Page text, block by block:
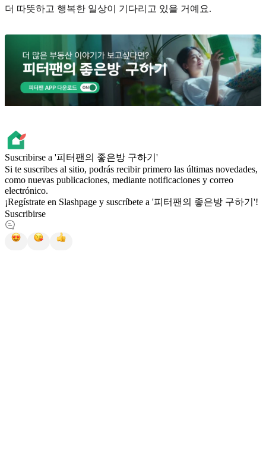
더 따뜻하고 행복한 일상이 기다리고 있을 거예요.
Suscribirse a '피터팬의 좋은방 구하기'
Si te suscribes al sitio, podrás recibir primero las últimas novedades,
como nuevas publicaciones, mediante notificaciones y correo
electrónico.
¡Regístrate en Slashpage y suscríbete a '피터팬의 좋은방 구하기'!
Suscribirse